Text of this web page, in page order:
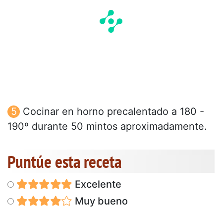
Cocinar en horno precalentado a 180 -
190º durante 50 mintos aproximadamente.
Puntúe esta receta
Excelente
Muy bueno